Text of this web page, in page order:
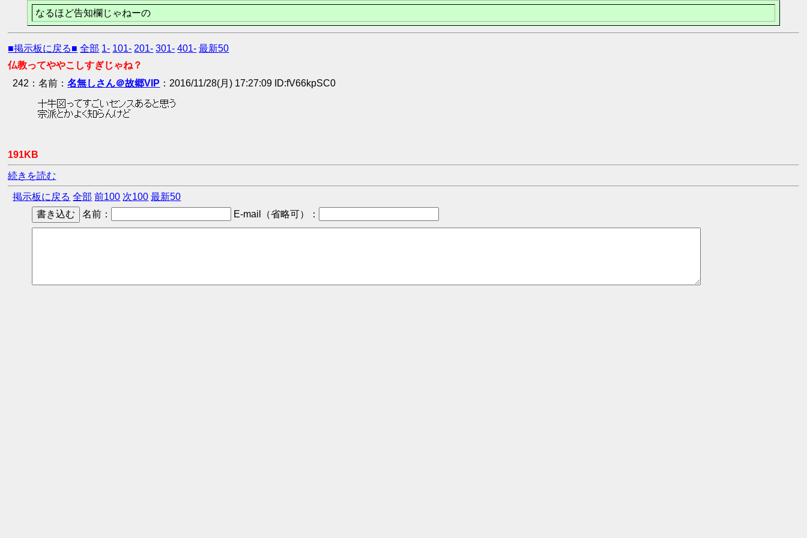
なるほど告知欄じゃねーの
■掲示板に戻る■ 全部 1- 101- 201- 301- 401- 最新50
仏教ってややこしすぎじゃね？
242 ： 名無しさん＠故郷VIP 2016/11/28(月) 17:27:09 ID:fV66kpSC0
十牛図ってすごいセンスあると思う
宗派とかよく知らんけど
191KB
続きを読む
掲示板に戻る 全部 前100 次100 最新50
名前：
E-mail （省略可） ：